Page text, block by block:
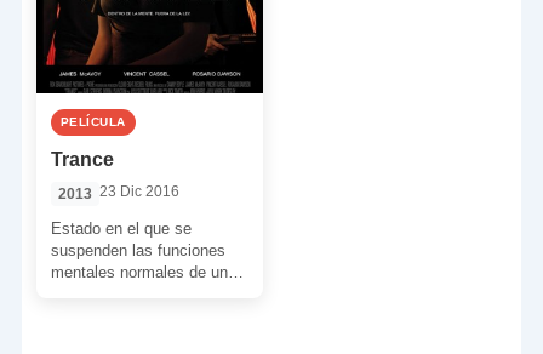
PELÍCULA
Trance
2013 23 Dic 2016
Estado en el que se
suspenden las funciones
mentales normales de una